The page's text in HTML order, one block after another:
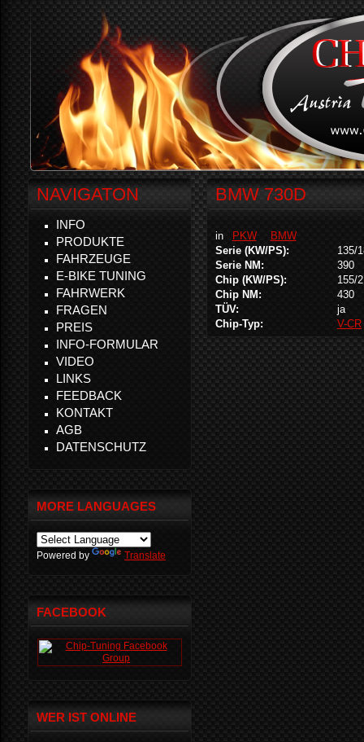
BMW 730D
in PKW
BMW
Serie (KW/PS):
135/
Serie NM:
390
Chip (KW/PS):
155/
Chip NM:
430
TÜV:
ja
Chip-Typ:
V-CR
NAVIGATON
INFO
PRODUKTE
FAHRZEUGE
E-BIKE TUNING
FAHRWERK
FRAGEN
PREIS
INFO-FORMULAR
VIDEO
LINKS
FEEDBACK
KONTAKT
AGB
DATENSCHUTZ
MORE LANGUAGES
Powered by Translate
FACEBOOK
WER IST ONLINE